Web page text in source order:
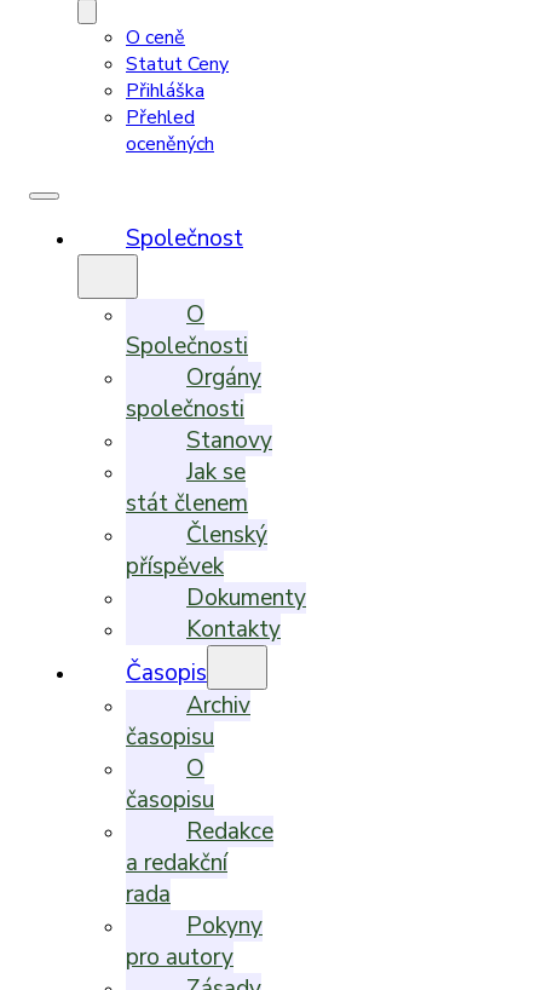
O ceně
Statut Ceny
Přihláška
Přehled
oceněných
Společnost
O
Společnosti
Orgány
společnosti
Stanovy
Jak se
stát členem
Členský
příspěvek
Dokumenty
Kontakty
Časopis
Archiv
časopisu
O
časopisu
Redakce
a redakční
rada
Pokyny
pro autory